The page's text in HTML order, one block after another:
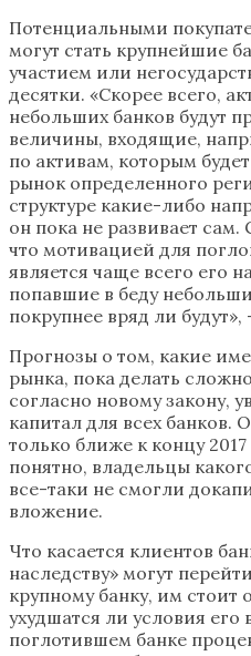
Потенциальными
могут стать крупнейшие
участием или
десятки. «Скорее всего,
небольших банков будут
величины, входящие,
по активам, которым
рынок определенного
структуре какие-либо
он пока не развивает сам.
что мотивацией для
является чаще всего его
попавшие в беду
покрупнее вряд ли
Прогнозы о том, какие
рынка, пока делать
согласно новому закону,
капитал для всех банков.
только ближе к концу 2017
понятно, владельцы
все-таки не смогли
вложение.
Что касается клиентов
наследству» могут
крупному банку, им стоит
ухудшатся ли условия его
поглотившем банке